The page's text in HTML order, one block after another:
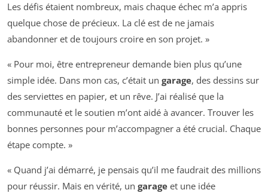
Les défis étaient nombreux, mais chaque échec m’a appris
quelque chose de précieux. La clé est de ne jamais
abandonner et de toujours croire en son projet. »
« Pour moi, être entrepreneur demande bien plus qu’une
simple idée. Dans mon cas, c’était un garage, des dessins sur
des serviettes en papier, et un rêve. J’ai réalisé que la
communauté et le soutien m’ont aidé à avancer. Trouver les
bonnes personnes pour m’accompagner a été crucial. Chaque
étape compte. »
« Quand j’ai démarré, je pensais qu’il me faudrait des millions
pour réussir. Mais en vérité, un garage et une idée